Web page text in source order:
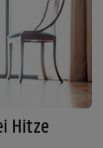
Hitze